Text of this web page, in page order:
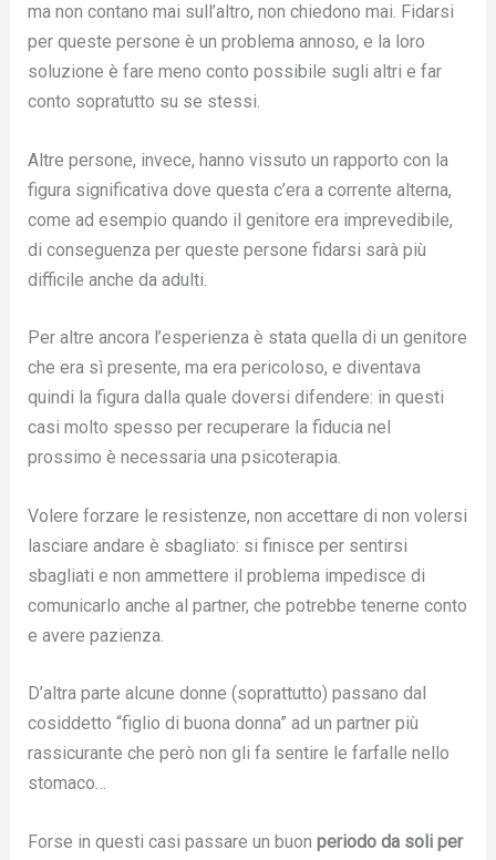
ma non contano mai sull’altro, non chiedono mai. Fidarsi
per queste persone è un problema annoso, e la loro
soluzione è fare meno conto possibile sugli altri e far
conto sopratutto su se stessi.
Altre persone, invece, hanno vissuto un rapporto con la
figura significativa dove questa c’era a corrente alterna,
come ad esempio quando il genitore era imprevedibile,
di conseguenza per queste persone fidarsi sarà più
difficile anche da adulti.
Per altre ancora l’esperienza è stata quella di un genitore
che era sì presente, ma era pericoloso, e diventava
quindi la figura dalla quale doversi difendere: in questi
casi molto spesso per recuperare la fiducia nel
prossimo è necessaria una psicoterapia.
Volere forzare le resistenze, non accettare di non volersi
lasciare andare è sbagliato: si finisce per sentirsi
sbagliati e non ammettere il problema impedisce di
comunicarlo anche al partner, che potrebbe tenerne conto
e avere pazienza.
D’altra parte alcune donne (soprattutto) passano dal
cosiddetto “figlio di buona donna” ad un partner più
rassicurante che però non gli fa sentire le farfalle nello
stomaco…
Forse in questi casi passare un buon periodo da soli per